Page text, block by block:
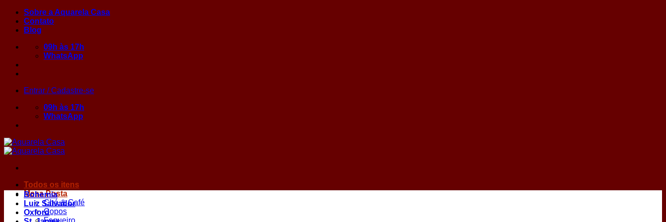
Skip
content
Sobre a Aquarela Casa
Contato
Blog
09h às 17h
WhatsApp
Entrar / Cadastre-se
09h às 17h
WhatsApp
Todos os itens
Mesa Posta
Chá & Café
Copos
Faqueiro
Bohemia
Luiz Salvador
Oxford